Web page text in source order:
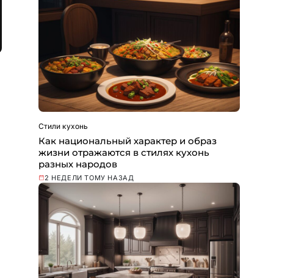
Стили кухонь
Как национальный характер и образ
жизни отражаются в стилях кухонь
разных народов
2 НЕДЕЛИ ТОМУ НАЗАД